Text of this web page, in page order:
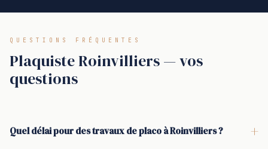
QUESTIONS FRÉQUENTES
Plaquiste Roinvilliers — vos
questions
Quel délai pour des travaux de placo à Roinvilliers ? +